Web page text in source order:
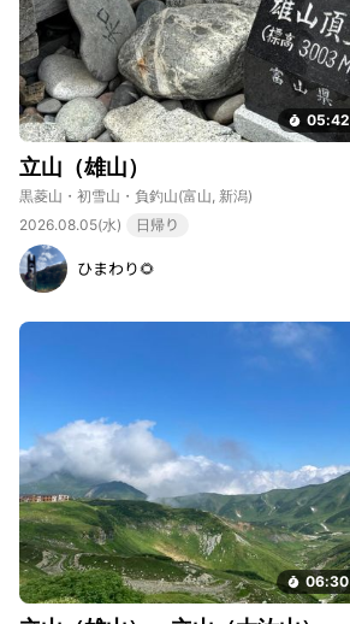
05:42
立山（雄山）
黒菱山・初雪山・負釣山(富山, 新潟)
2026.08.05(水)
日帰り
ひまわり🌻
06:30